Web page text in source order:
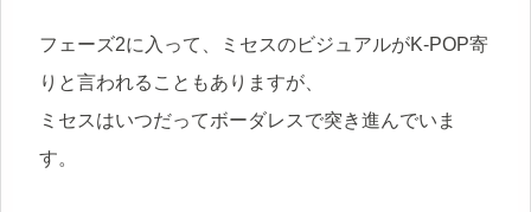
フェーズ2に入って、ミセスのビジュアルがK-POP寄
りと言われることもありますが、
ミセスはいつだってボーダレスで突き進んでいま
す。